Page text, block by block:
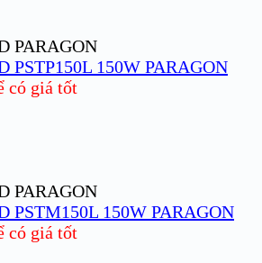
PARAGON
PSTP150L 150W PARAGON
có giá tốt
PARAGON
PSTM150L 150W PARAGON
có giá tốt